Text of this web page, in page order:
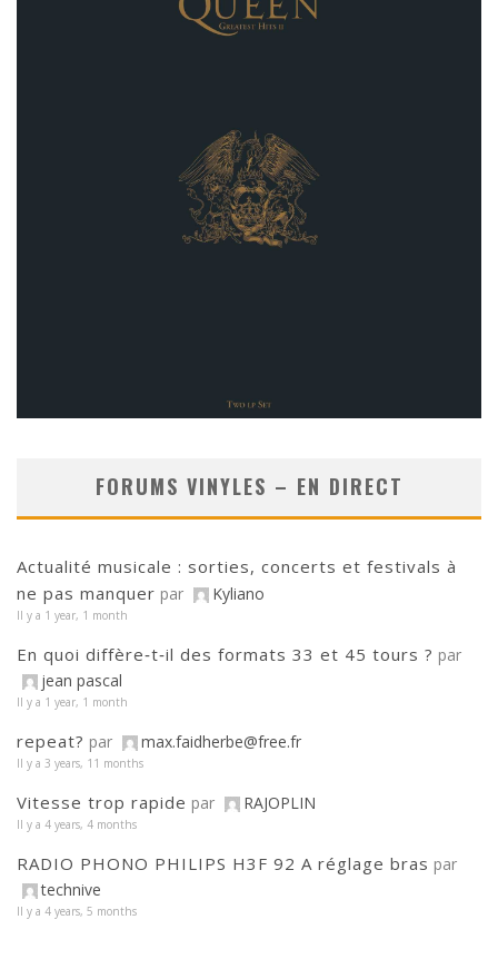
FORUMS VINYLES – EN DIRECT
Actualité musicale : sorties, concerts et festivals à
ne pas manquer par Kyliano
Il y a 1 year, 1 month
En quoi diffère‑t‑il des formats 33 et 45 tours ? par
jean pascal
Il y a 1 year, 1 month
repeat? par max.faidherbe@free.fr
Il y a 3 years, 11 months
Vitesse trop rapide par RAJOPLIN
Il y a 4 years, 4 months
RADIO PHONO PHILIPS H3F 92 A réglage bras par
technive
Il y a 4 years, 5 months